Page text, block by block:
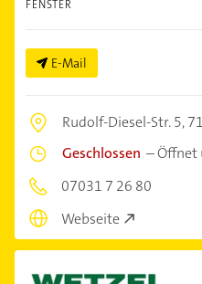
FENSTER
E-Mail
Rudolf-Diesel-Str. 5,
Geschlossen –Öffnet
07031 7 26 80
Webseite